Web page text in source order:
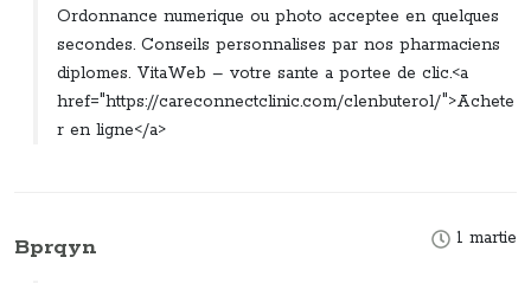
Ordonnance numerique ou photo acceptee en quelques
secondes. Conseils personnalises par nos pharmaciens
diplomes. VitaWeb – votre sante a portee de clic.<a
href="https://careconnectclinic.com/clenbuterol/">Achete
r en ligne</a>
1 martie
Bprqyn